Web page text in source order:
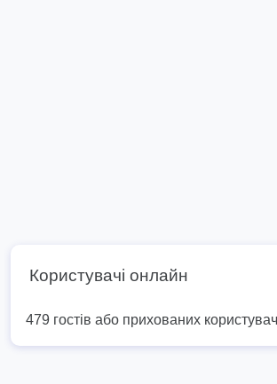
Користувачі онлайн
479 гостів або прихованих